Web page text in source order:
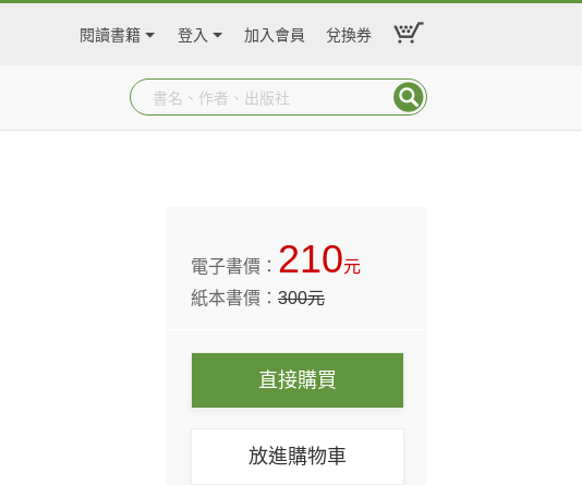
閱讀書籍 登入 加入會員 兌換券
電子書價： 210元
紙本書價：300元
直接購買
放進購物車